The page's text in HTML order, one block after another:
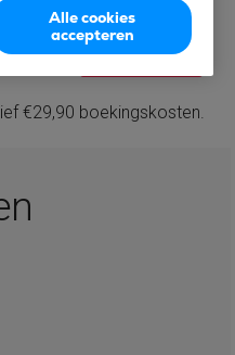
Boek nu
€29,90 boekingskosten.
Alle cookies
accepteren